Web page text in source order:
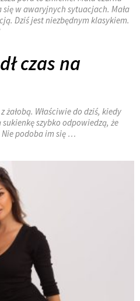
w awaryjnych sytuacjach. Mała
Dziś jest niezbędnym klasykiem.
czas na
żałobą. Właściwie do dziś, kiedy
szybko odpowiedzą, że
Nie podoba im się …